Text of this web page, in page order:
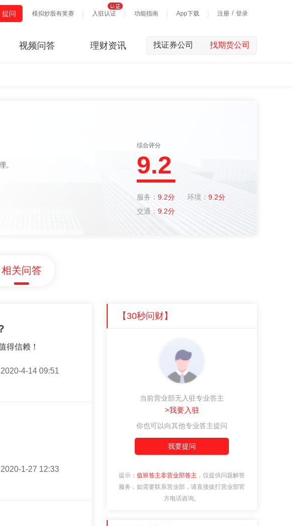
模拟炒股有奖赛 入驻认证 功能指南 App下载 注册 / 登录
提问
视频问答 理财资讯 找证券公司 找期货公司
。
综合评分
9.2
服务： 9.2分 环境： 9.2分
交通： 9.2分
相关问答
得信赖！
2020-4-14 09:51
2020-1-27 12:33
【30秒问财】
当前营业部无入驻专业答主
>我要入驻
你也可以向其他专业答主提问
我要提问
提示： 值班答主非营业部答主 ，仅提供问题解答
服务，如需要联系营业部，请直接拔打营业部官
方电话咨询。